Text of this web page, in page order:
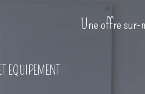
Une offre sur-
EQUIPEMENT